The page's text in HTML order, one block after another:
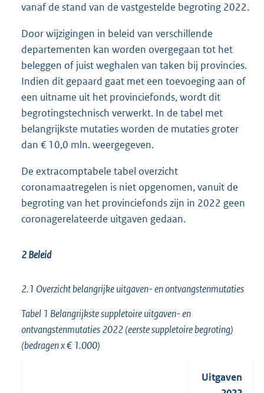
vanaf de stand van de vastgestelde begroting 2022.
Door wijzigingen in beleid van verschillende
departementen kan worden overgegaan tot het
beleggen of juist weghalen van taken bij provincies.
Indien dit gepaard gaat met een toevoeging aan of
een uitname uit het provinciefonds, wordt dit
begrotingstechnisch verwerkt. In de tabel met
belangrijkste mutaties worden de mutaties groter
dan € 10,0 mln. weergegeven.
De extracomptabele tabel overzicht
coronamaatregelen is niet opgenomen, vanuit de
begroting van het provinciefonds zijn in 2022 geen
coronagerelateerde uitgaven gedaan.
2 Beleid
2.1 Overzicht belangrijke uitgaven- en ontvangstenmutaties
Tabel 1 Belangrijkste suppletoire uitgaven- en
ontvangstenmutaties 2022 (eerste suppletoire begroting)
(bedragen x € 1.000)
Uitgaven